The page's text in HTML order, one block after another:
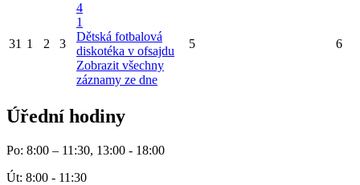
31 1 2 3
4
1
Dětská fotbalová
diskotéka v ofsajdu
Zobrazit všechny
záznamy ze dne
5 6
Úřední hodiny
Po: 8:00 – 11:30, 13:00 - 18:00
Út: 8:00 - 11:30